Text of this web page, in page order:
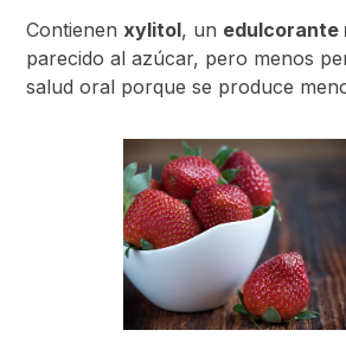
Contienen xylitol, un edulcorante
parecido al azúcar, pero menos
salud oral porque se produce